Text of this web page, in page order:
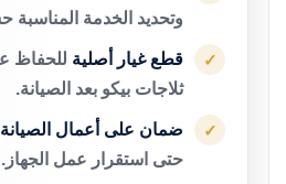
وتحديد الخدمة
✓ قطع غيار أصلية للحفاظ
ثلاجات بيكو بعد الصيانة.
✓ ضمان على أعمال الصيانة
حتى استقرار عمل الجهاز.